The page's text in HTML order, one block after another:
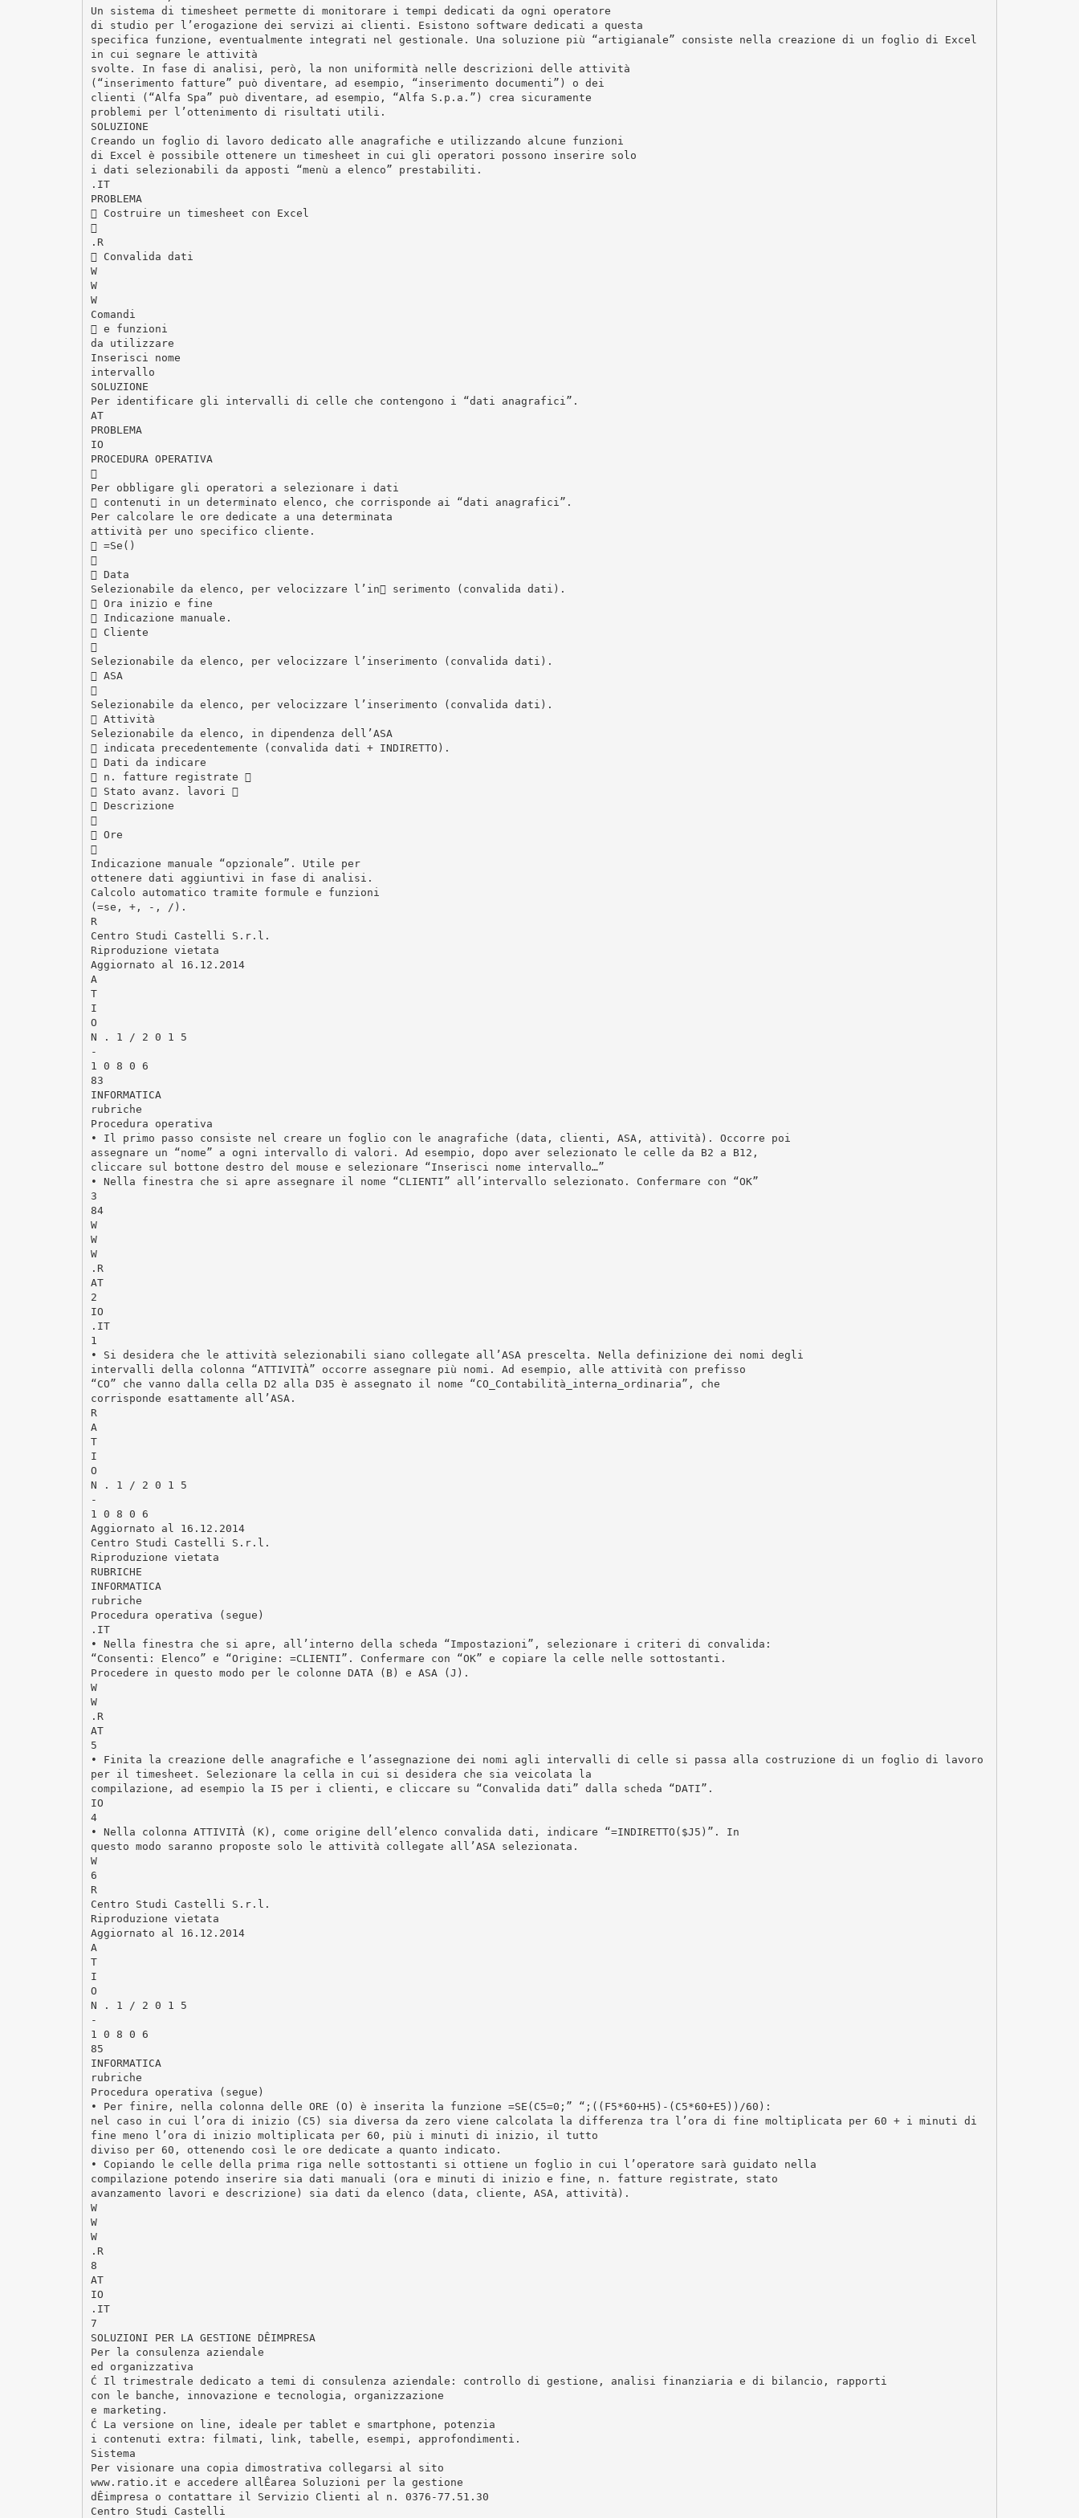
Un sistema di timesheet permette di monitorare i tempi dedicati da ogni operatore
di studio per l’erogazione dei servizi ai clienti. Esistono software dedicati a questa
specifica funzione, eventualmente integrati nel gestionale. Una soluzione più “artigianale” consiste nella creazione di un foglio di Excel
in cui segnare le attività
svolte. In fase di analisi, però, la non uniformità nelle descrizioni delle attività
(“inserimento fatture” può diventare, ad esempio, “inserimento documenti”) o dei
clienti (“Alfa Spa” può diventare, ad esempio, “Alfa S.p.a.”) crea sicuramente
problemi per l’ottenimento di risultati utili.
SOLUZIONE
Creando un foglio di lavoro dedicato alle anagrafiche e utilizzando alcune funzioni
di Excel è possibile ottenere un timesheet in cui gli operatori possono inserire solo
i dati selezionabili da apposti “menù a elenco” prestabiliti.
.IT
PROBLEMA
 Costruire un timesheet con Excel

.R
 Convalida dati
W
W
W
Comandi
 e funzioni
da utilizzare
Inserisci nome
intervallo
SOLUZIONE
Per identificare gli intervalli di celle che contengono i “dati anagrafici”.
AT
PROBLEMA
IO
PROCEDURA OPERATIVA

Per obbligare gli operatori a selezionare i dati
 contenuti in un determinato elenco, che corrisponde ai “dati anagrafici”.
Per calcolare le ore dedicate a una determinata
attività per uno specifico cliente.
 =Se()

 Data
Selezionabile da elenco, per velocizzare l’in serimento (convalida dati).
 Ora inizio e fine
 Indicazione manuale.
 Cliente

Selezionabile da elenco, per velocizzare l’inserimento (convalida dati).
 ASA

Selezionabile da elenco, per velocizzare l’inserimento (convalida dati).
 Attività
Selezionabile da elenco, in dipendenza dell’ASA
 indicata precedentemente (convalida dati + INDIRETTO).
 Dati da indicare
 n. fatture registrate 
 Stato avanz. lavori 
 Descrizione

 Ore

Indicazione manuale “opzionale”. Utile per
ottenere dati aggiuntivi in fase di analisi.
Calcolo automatico tramite formule e funzioni
(=se, +, -, /).
R
Centro Studi Castelli S.r.l.
Riproduzione vietata
Aggiornato al 16.12.2014
A
T
I
O
N . 1 / 2 0 1 5
-
1 0 8 0 6
83
INFORMATICA
rubriche
Procedura operativa
• Il primo passo consiste nel creare un foglio con le anagrafiche (data, clienti, ASA, attività). Occorre poi
assegnare un “nome” a ogni intervallo di valori. Ad esempio, dopo aver selezionato le celle da B2 a B12,
cliccare sul bottone destro del mouse e selezionare “Inserisci nome intervallo…”
• Nella finestra che si apre assegnare il nome “CLIENTI” all’intervallo selezionato. Confermare con “OK”
3
84
W
W
W
.R
AT
2
IO
.IT
1
• Si desidera che le attività selezionabili siano collegate all’ASA prescelta. Nella definizione dei nomi degli
intervalli della colonna “ATTIVITÀ” occorre assegnare più nomi. Ad esempio, alle attività con prefisso
“CO” che vanno dalla cella D2 alla D35 è assegnato il nome “CO_Contabilità_interna_ordinaria”, che
corrisponde esattamente all’ASA.
R
A
T
I
O
N . 1 / 2 0 1 5
-
1 0 8 0 6
Aggiornato al 16.12.2014
Centro Studi Castelli S.r.l.
Riproduzione vietata
RUBRICHE
INFORMATICA
rubriche
Procedura operativa (segue)
.IT
• Nella finestra che si apre, all’interno della scheda “Impostazioni”, selezionare i criteri di convalida:
“Consenti: Elenco” e “Origine: =CLIENTI”. Confermare con “OK” e copiare la celle nelle sottostanti.
Procedere in questo modo per le colonne DATA (B) e ASA (J).
W
W
.R
AT
5
• Finita la creazione delle anagrafiche e l’assegnazione dei nomi agli intervalli di celle si passa alla costruzione di un foglio di lavoro
per il timesheet. Selezionare la cella in cui si desidera che sia veicolata la
compilazione, ad esempio la I5 per i clienti, e cliccare su “Convalida dati” dalla scheda “DATI”.
IO
4
• Nella colonna ATTIVITÀ (K), come origine dell’elenco convalida dati, indicare “=INDIRETTO($J5)”. In
questo modo saranno proposte solo le attività collegate all’ASA selezionata.
W
6
R
Centro Studi Castelli S.r.l.
Riproduzione vietata
Aggiornato al 16.12.2014
A
T
I
O
N . 1 / 2 0 1 5
-
1 0 8 0 6
85
INFORMATICA
rubriche
Procedura operativa (segue)
• Per finire, nella colonna delle ORE (O) è inserita la funzione =SE(C5=0;” “;((F5*60+H5)-(C5*60+E5))/60):
nel caso in cui l’ora di inizio (C5) sia diversa da zero viene calcolata la differenza tra l’ora di fine moltiplicata per 60 + i minuti di
fine meno l’ora di inizio moltiplicata per 60, più i minuti di inizio, il tutto
diviso per 60, ottenendo così le ore dedicate a quanto indicato.
• Copiando le celle della prima riga nelle sottostanti si ottiene un foglio in cui l’operatore sarà guidato nella
compilazione potendo inserire sia dati manuali (ora e minuti di inizio e fine, n. fatture registrate, stato
avanzamento lavori e descrizione) sia dati da elenco (data, cliente, ASA, attività).
W
W
W
.R
8
AT
IO
.IT
7
SOLUZIONI PER LA GESTIONE DÊIMPRESA
Per la consulenza aziendale
ed organizzativa
Ć Il trimestrale dedicato a temi di consulenza aziendale: controllo di gestione, analisi finanziaria e di bilancio, rapporti
con le banche, innovazione e tecnologia, organizzazione
e marketing.
Ć La versione on line, ideale per tablet e smartphone, potenzia
i contenuti extra: filmati, link, tabelle, esempi, approfondimenti.
Sistema
Per visionare una copia dimostrativa collegarsi al sito
www.ratio.it e accedere allÊarea Soluzioni per la gestione
dÊimpresa o contattare il Servizio Clienti al n. 0376-77.51.30
Centro Studi Castelli